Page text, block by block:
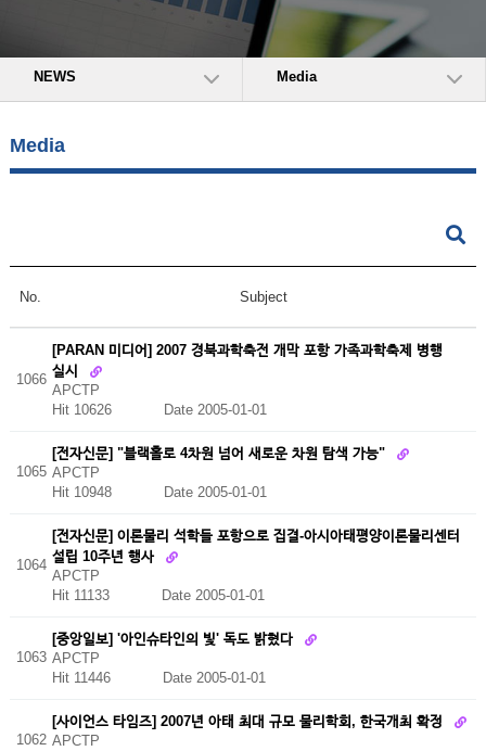
NEWS Media
Media
No. Subject
1066
[PARAN 미디어] 2007 경북과학축전 개막 포항 가족과학축제 병행
실시
APCTP
Hit 10626 Date 2005-01-01
1065
[전자신문] "블랙홀로 4차원 넘어 새로운 차원 탐색 가능"
APCTP
Hit 10948
Date 2005-01-01
1064
[전자신문] 이론물리 석학들 포항으로 집결-­아시아태평양이론물리센터
설립 10주년 행사
APCTP
Hit 11133 Date 2005-01-01
1063
[중앙일보] '아인슈타인의 빛' 독도 밝혔다
APCTP
Hit 11446
Date 2005-01-01
1062
[사이언스 타임즈] 2007년 아태 최대 규모 물리학회, 한국개최 확정
APCTP